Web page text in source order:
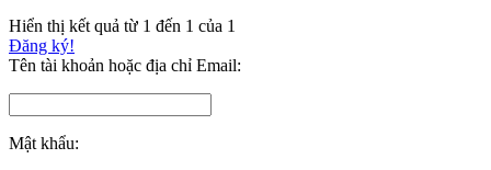
Hiển thị kết quả từ 1 đến 1 của 1
Đăng ký!
Tên tài khoản hoặc địa chỉ Email:
Mật khẩu: